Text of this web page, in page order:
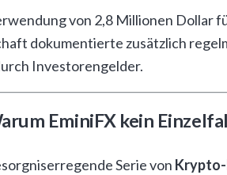
von 2,8 Millionen
dokumentierte zusätzlich
Investorengelder.
EminiFX kein
Serie von